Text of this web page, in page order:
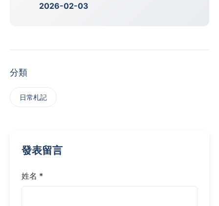
2026-02-03
分類
日常札記
發表留言
姓名 *